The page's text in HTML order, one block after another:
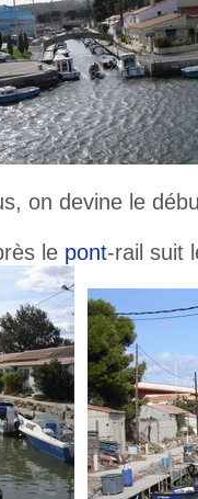
on devine le
le pont-rail suit